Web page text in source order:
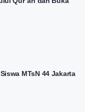
MTsN 44 Jakarta